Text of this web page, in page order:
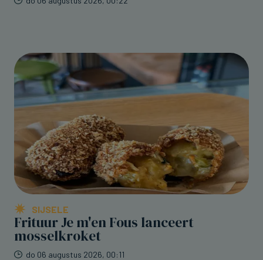
SIJSELE
Frituur Je m'en Fous lanceert
mosselkroket
do 06 augustus 2026, 00:11